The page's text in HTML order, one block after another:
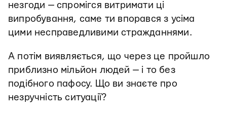
незгоди — спромігся витримати ці
випробування, саме ти впорався з усіма
цими несправедливими стражданнями.
А потім виявляється, що через це пройшло
приблизно мільйон людей — і то без
подібного пафосу. Що ви знаєте про
незручність ситуації?